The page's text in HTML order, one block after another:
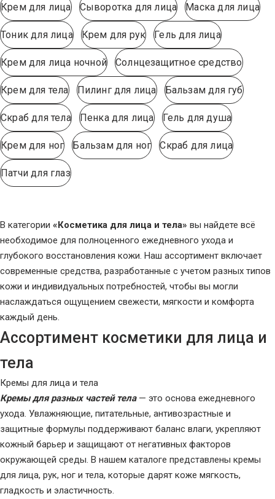
Крем для лица Сыворотка для лица Маска для лица
Тоник для лица Крем для рук Гель для лица
Крем для лица ночной Солнцезащитное средство
Крем для тела Пилинг для лица Бальзам для губ
Скраб для тела Пенка для лица Гель для душа
Крем для ног Бальзам для ног Скраб для лица
Патчи для глаз
В категории «Косметика для лица и тела» вы найдете всё
необходимое для полноценного ежедневного ухода и
глубокого восстановления кожи. Наш ассортимент включает
современные средства, разработанные с учетом разных типов
кожи и индивидуальных потребностей, чтобы вы могли
наслаждаться ощущением свежести, мягкости и комфорта
каждый день.
Ассортимент косметики для лица и
тела
Кремы для лица и тела
Кремы для разных частей тела— это основа ежедневного
ухода. Увлажняющие, питательные, антивозрастные и
защитные формулы поддерживают баланс влаги, укрепляют
кожный барьер и защищают от негативных факторов
окружающей среды. В нашем каталоге представлены кремы
для лица, рук, ног и тела, которые дарят коже мягкость,
гладкость и эластичность.